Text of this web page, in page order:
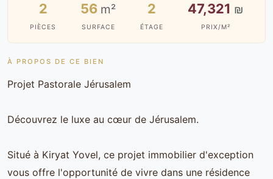
2
PIÈCES
56 m²
SURFACE
2
ÉTAGE
47,321 ₪
PRIX/M²
À PROPOS DE CE BIEN
Projet Pastorale Jérusalem
Découvrez le luxe au cœur de Jérusalem.
Situé à Kiryat Yovel, ce projet immobilier d'exception
vous offre l'opportunité de vivre dans une résidence